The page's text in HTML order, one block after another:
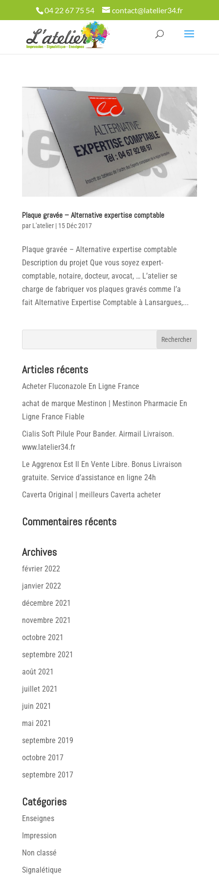
04 22 67 75 54 contact@latelier34.fr
Plaque gravée – Alternative expertise comptable
par L'atelier| 15 Déc 2017
Plaque gravée – Alternative expertise comptable
Description du projet Que vous soyez expert-
comptable, notaire, docteur, avocat, … L’atelier se
charge de fabriquer vos plaques gravés comme l’a
fait Alternative Expertise Comptable à Lansargues,...
Articles récents
Acheter Fluconazole En Ligne France
achat de marque Mestinon | Mestinon Pharmacie En
Ligne France Fiable
Cialis Soft Pilule Pour Bander. Airmail Livraison.
www.latelier34.fr
Le Aggrenox Est Il En Vente Libre. Bonus Livraison
gratuite. Service d’assistance en ligne 24h
Caverta Original | meilleurs Caverta acheter
Commentaires récents
Archives
février 2022
janvier 2022
décembre 2021
novembre 2021
octobre 2021
septembre 2021
août 2021
juillet 2021
juin 2021
mai 2021
septembre 2019
octobre 2017
septembre 2017
Catégories
Enseignes
Impression
Non classé
Signalétique